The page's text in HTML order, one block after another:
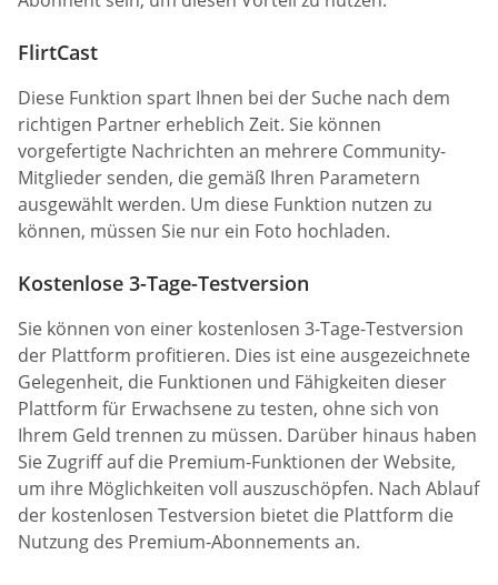
FlirtCast
Diese Funktion spart Ihnen bei der Suche nach dem
richtigen Partner erheblich Zeit. Sie können
vorgefertigte Nachrichten an mehrere Community-
Mitglieder senden, die gemäß Ihren Parametern
ausgewählt werden. Um diese Funktion nutzen zu
können, müssen Sie nur ein Foto hochladen.
Kostenlose 3-Tage-Testversion
Sie können von einer kostenlosen 3-Tage-Testversion
der Plattform profitieren. Dies ist eine ausgezeichnete
Gelegenheit, die Funktionen und Fähigkeiten dieser
Plattform für Erwachsene zu testen, ohne sich von
Ihrem Geld trennen zu müssen. Darüber hinaus haben
Sie Zugriff auf die Premium-Funktionen der Website,
um ihre Möglichkeiten voll auszuschöpfen. Nach Ablauf
der kostenlosen Testversion bietet die Plattform die
Nutzung des Premium-Abonnements an.